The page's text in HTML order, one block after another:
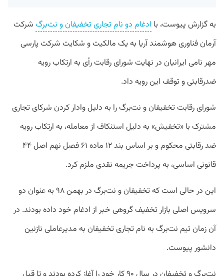
به گزارش پیوست، با ادغام دو نام تجاری تخفیفان و نت‌برگ شرکت
آرمان فناوری هوشمند آریا به یک مالکیت و شکایت شرکت پارسی
مهر نامی ایرانیان در نهایت شورای رقابت رأی به ارتکاب رویه
ضدرقابتی و توقف این رویه داد.
شورای رقابت تخفیفان و نت‌برگ را به دلیل وادار کردن شرکای تجاری
مشترک با «تخفیش» به دلیل استنکاف از معامله، به ارتکاب رویه
ضد رقابتی محکوم و بر اساس بند ۱۲ ماده ۶۱ فصل نهم اصل ۴۴
قانونی اساسی، به پرداخت جریمه نقدی ملزم کرد.
این در حالی است که تخفیفان و نت‌برگ در بهمن ۹۸ به‌ عنوان دو
سرویس اصلی بازار تخفیف گروهی خبر از ادغام خود داده بودند. در
آن زمان تیم نت‌برگ به نام تجاری تخفیفان به مدیرعاملی نازنین
دانشور پیوست.